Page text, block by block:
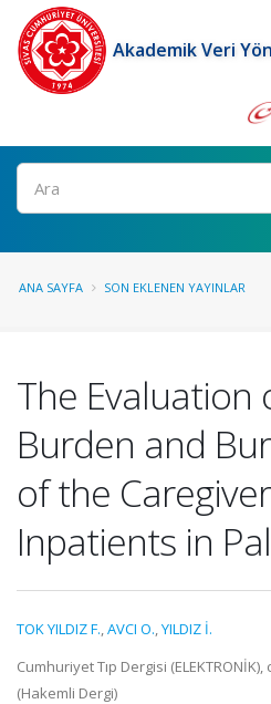
Akademik Veri
Ara
ANA SAYFA SON EKLENEN YAYINLAR
The Evaluation
Burden and
of the
Inpatients in
TOK YILDIZ F.,AVCI O.,YILDIZ İ.
Cumhuriyet Tıp Dergisi
(Hakemli Dergi)